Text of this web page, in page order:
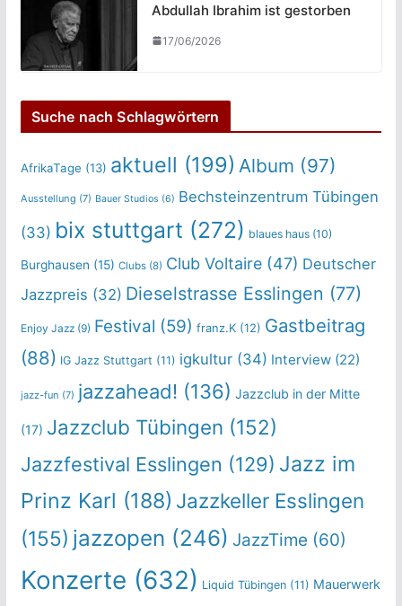
Abdullah Ibrahim ist gestorben
17/06/2026
Suche nach Schlagwörtern
AfrikaTage (13) aktuell (199) Album (97)
Ausstellung (7) Bauer Studios (6) Bechsteinzentrum Tübingen
(33) bix stuttgart (272) blaues haus(10)
Burghausen (15) Clubs(8) Club Voltaire(47) Deutscher
Jazzpreis (32) Dieselstrasse Esslingen (77)
Enjoy Jazz(9) Festival (59) franz.K(12) Gastbeitrag
(88) IG Jazz Stuttgart (11) igkultur(34) Interview(22)
jazz-fun (7) jazzahead! (136) Jazzclub in der Mitte
(17) Jazzclub Tübingen (152)
Jazzfestival Esslingen (129) Jazz im
Prinz Karl (188) Jazzkeller Esslingen
(155) jazzopen (246) JazzTime (60)
Konzerte (632) Liquid Tübingen(11) Mauerwerk